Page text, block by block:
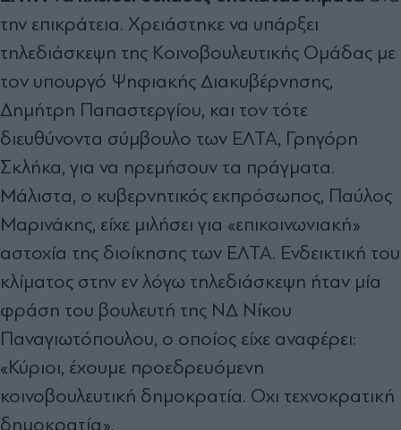
την επικράτεια. Χρειάστηκε να υπάρξει
τηλεδιάσκεψη της Κοινοβουλευτικής Ομάδας με
τον υπουργό Ψηφιακής Διακυβέρνησης,
Δημήτρη Παπαστεργίου, και τον τότε
διευθύνοντα σύμβουλο των ΕΛΤΑ, Γρηγόρη
Σκλήκα, για να ηρεμήσουν τα πράγματα.
Μάλιστα, ο κυβερνητικός εκπρόσωπος, Παύλος
Μαρινάκης, είχε μιλήσει για «επικοινωνιακή»
αστοχία της διοίκησης των ΕΛΤΑ. Ενδεικτική του
κλίματος στην εν λόγω τηλεδιάσκεψη ήταν μία
φράση του βουλευτή της ΝΔ Νίκου
Παναγιωτόπουλου, ο οποίος είχε αναφέρει:
«Κύριοι, έχουμε προεδρευόμενη
κοινοβουλευτική δημοκρατία. Οχι τεχνοκρατική
δημοκρατία».